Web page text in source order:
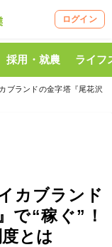
ログイン
採用・就農 ライフ
ブランドの金字塔『尾花沢
カブランド
で“稼ぐ”！
とは